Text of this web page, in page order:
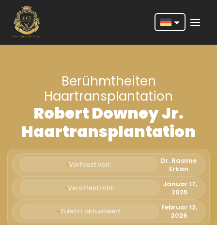
Français
Deutsch
Português
Español
Türkçe
Italiano
Română
Русский
Berühmtheiten
Haartransplantation
Robert Downey Jr.
Haartransplantation
Verfasst von:
Dr. Rasime
Erkan
Veröffentlicht:
Januar 17,
2025
Zuletzt aktualisiert:
Februar 12,
2026